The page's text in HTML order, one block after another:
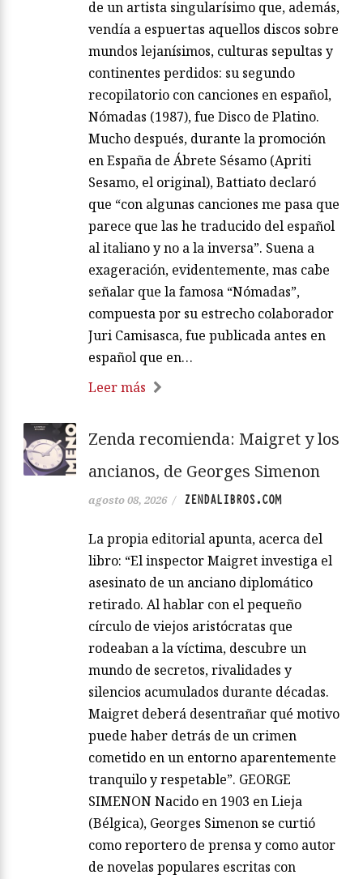
de un artista singularísimo que, además,
vendía a espuertas aquellos discos sobre
mundos lejanísimos, culturas sepultas y
continentes perdidos: su segundo
recopilatorio con canciones en español,
Nómadas (1987), fue Disco de Platino.
Mucho después, durante la promoción
en España de Ábrete Sésamo (Apriti
Sesamo, el original), Battiato declaró
que “con algunas canciones me pasa que
parece que las he traducido del español
al italiano y no a la inversa”. Suena a
exageración, evidentemente, mas cabe
señalar que la famosa “Nómadas”,
compuesta por su estrecho colaborador
Juri Camisasca, fue publicada antes en
español que en…
Leer más
Zenda recomienda: Maigret y los
ancianos, de Georges Simenon
agosto 08, 2026 / ZENDALIBROS.COM
La propia editorial apunta, acerca del
libro: “El inspector Maigret investiga el
asesinato de un anciano diplomático
retirado. Al hablar con el pequeño
círculo de viejos aristócratas que
rodeaban a la víctima, descubre un
mundo de secretos, rivalidades y
silencios acumulados durante décadas.
Maigret deberá desentrañar qué motivo
puede haber detrás de un crimen
cometido en un entorno aparentemente
tranquilo y respetable”. GEORGE
SIMENON Nacido en 1903 en Lieja
(Bélgica), Georges Simenon se curtió
como reportero de prensa y como autor
de novelas populares escritas con